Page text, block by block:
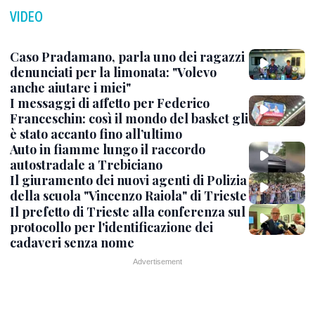
VIDEO
Caso Pradamano, parla uno dei ragazzi
denunciati per la limonata: "Volevo
anche aiutare i miei"
I messaggi di affetto per Federico
Franceschin: così il mondo del basket gli
è stato accanto fino all’ultimo
Auto in fiamme lungo il raccordo
autostradale a Trebiciano
Il giuramento dei nuovi agenti di Polizia
della scuola "Vincenzo Raiola" di Trieste
Il prefetto di Trieste alla conferenza sul
protocollo per l'identificazione dei
cadaveri senza nome